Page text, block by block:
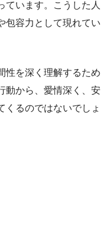
ています。こうした人
包容力として現れてい
性を深く理解するため
動から、愛情深く、安
くるのではないでしょ